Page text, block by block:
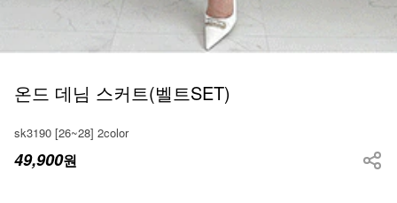
온드 데님 스커트(벨트SET)
sk3190 [26~28] 2color
49,900원